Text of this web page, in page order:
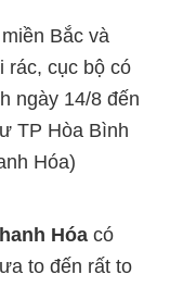
Bắc và
rác, cục bộ có
ngày 14/8 đến
TP Hòa Bình
Hóa)
Hóa có
to đến rất to